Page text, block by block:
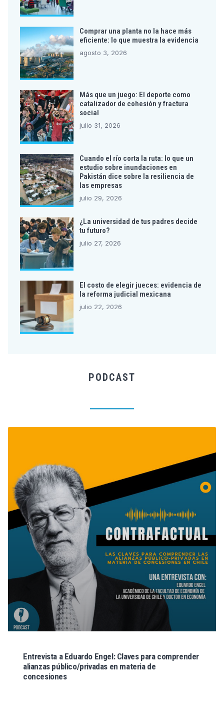
Comprar una planta no la hace más
eficiente: lo que muestra la evidencia
agosto 3, 2026
Más que un juego: El deporte como
catalizador de cohesión y fractura
social
julio 31, 2026
Cuando el río corta la ruta: lo que un
estudio sobre inundaciones en
Pakistán dice sobre la resiliencia de
las empresas
julio 29, 2026
¿La universidad de tus padres decide
tu futuro?
julio 27, 2026
El costo de elegir jueces: evidencia de
la reforma judicial mexicana
julio 22, 2026
PODCAST
Entrevista a Eduardo Engel: Claves para comprender
alianzas público/privadas en materia de
concesiones